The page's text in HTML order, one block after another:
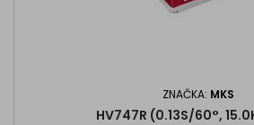
ZNAČKA: MKS
HV747R (0.13S/60°,